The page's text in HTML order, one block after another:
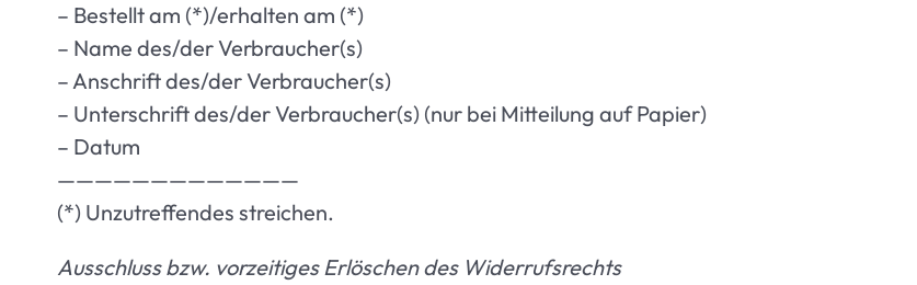
– Bestellt am (*)/erhalten am (*)
– Name des/der Verbraucher(s)
– Anschrift des/der Verbraucher(s)
– Unterschrift des/der Verbraucher(s) (nur bei Mitteilung auf Papier)
– Datum
—————————————
(*) Unzutreffendes streichen.
Ausschluss bzw. vorzeitiges Erlöschen des Widerrufsrechts